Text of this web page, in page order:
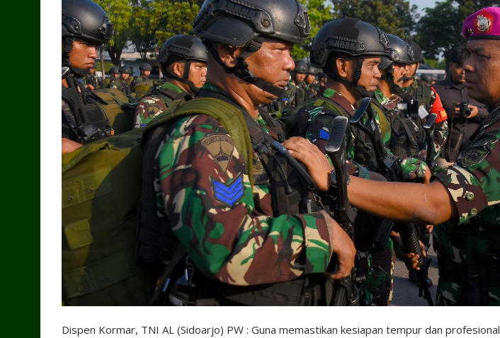
Dispen Kormar, TNI AL (Sidoarjo) PW : Guna memastikan kesiapan tempur dan